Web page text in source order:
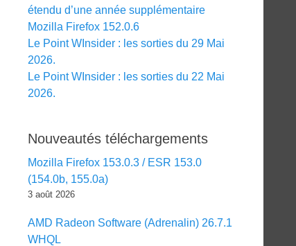
étendu d’une année supplémentaire
Mozilla Firefox 152.0.6
Le Point WInsider : les sorties du 29 Mai
2026.
Le Point WInsider : les sorties du 22 Mai
2026.
Nouveautés téléchargements
Mozilla Firefox 153.0.3 / ESR 153.0
(154.0b, 155.0a)
3 août 2026
AMD Radeon Software (Adrenalin) 26.7.1
WHQL